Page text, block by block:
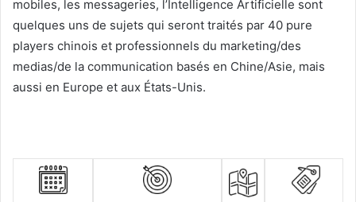
mobiles, les messageries, l’Intelligence Artificielle sont
quelques uns de sujets qui seront traités par 40 pure
players chinois et professionnels du marketing/des
medias/de la communication basés en Chine/Asie, mais
aussi en Europe et aux États-Unis.